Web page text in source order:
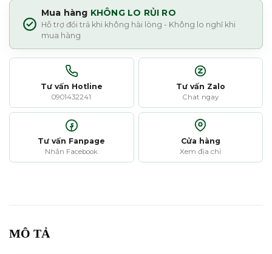
Mua hàng KHÔNG LO RỦI RO
Hỗ trợ đổi trả khi không hài lòng - Không lo nghĩ khi
mua hàng
Tư vấn Hotline
0901432241
Tư vấn Zalo
Chat ngay
Tư vấn Fanpage
Nhắn Facebook
Cửa hàng
Xem địa chỉ
MÔ TẢ